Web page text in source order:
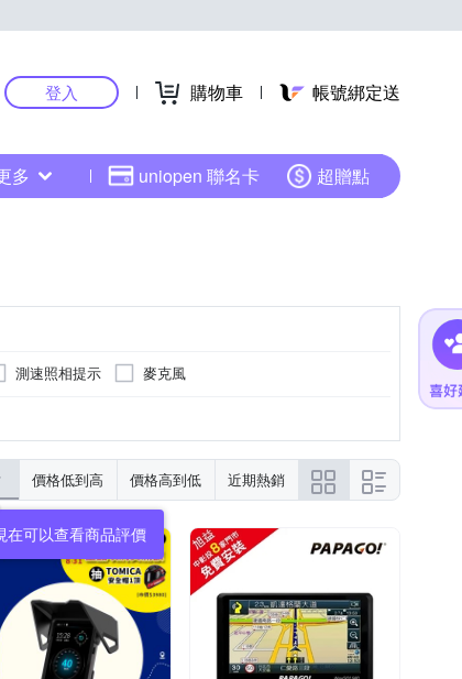
登入 購物車 帳號綁定送
多 uniopen 聯名卡 超贈點
測速照相提示 麥克風
價格低到高 價格高到低 近期熱銷
在可以查看商品評價